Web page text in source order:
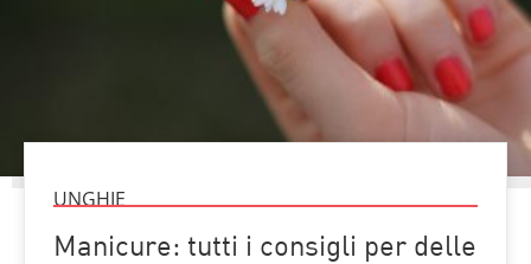
UNGHIE
Manicure: tutti i consigli per delle